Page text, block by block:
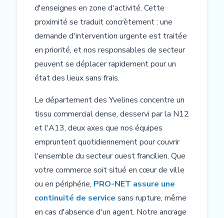
d'enseignes en zone d'activité. Cette
proximité se traduit concrètement : une
demande d'intervention urgente est traitée
en priorité, et nos responsables de secteur
peuvent se déplacer rapidement pour un
état des lieux sans frais.
Le département des Yvelines concentre un
tissu commercial dense, desservi par la N12
et l'A13, deux axes que nos équipes
empruntent quotidiennement pour couvrir
l'ensemble du secteur ouest francilien. Que
votre commerce soit situé en cœur de ville
ou en périphérie, PRO-NET assure une
continuité de service sans rupture, même
en cas d'absence d'un agent. Notre ancrage